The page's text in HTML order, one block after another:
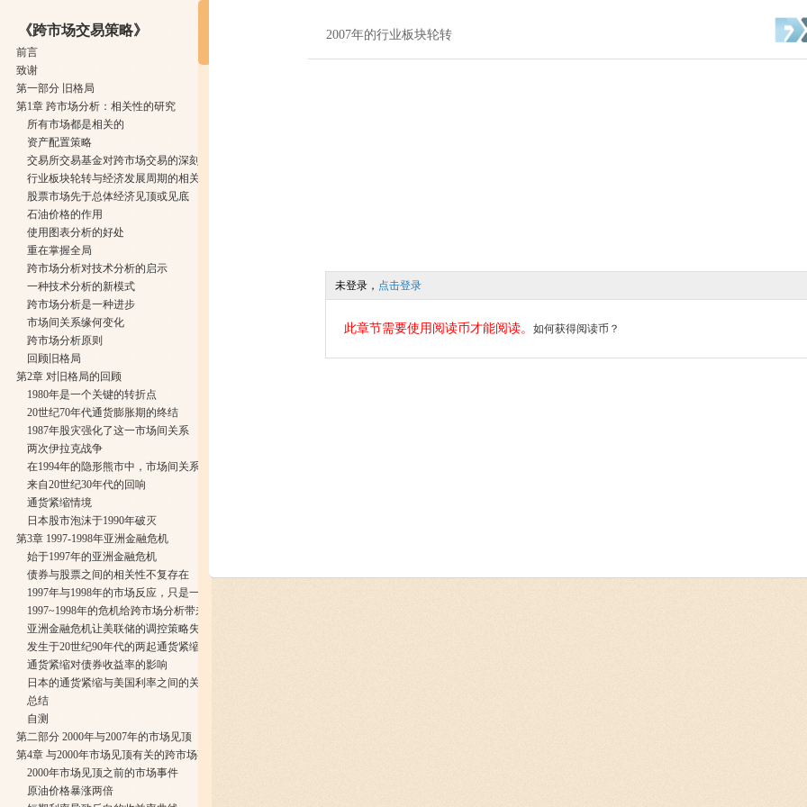
《跨市场交易策略》
前言
致谢
第一部分 旧格局
第1章 跨市场分析：相关性的研究
所有市场都是相关的
资产配置策略
交易所交易基金对跨市场交易的深刻变革
行业板块轮转与经济发展周期的相关性分析
股票市场先于总体经济见顶或见底
石油价格的作用
使用图表分析的好处
重在掌握全局
跨市场分析对技术分析的启示
一种技术分析的新模式
跨市场分析是一种进步
市场间关系缘何变化
跨市场分析原则
回顾旧格局
第2章 对旧格局的回顾
1980年是一个关键的转折点
20世纪70年代通货膨胀期的终结
1987年股灾强化了这一市场间关系
两次伊拉克战争
在1994年的隐形熊市中，市场间关系同样得到印证
来自20世纪30年代的回响
通货紧缩情境
日本股市泡沫于1990年破灭
第3章 1997-1998年亚洲金融危机
始于1997年的亚洲金融危机
债券与股票之间的相关性不复存在
1997年与1998年的市场反应，只是一次预演
1997~1998年的危机给跨市场分析带来的启示
亚洲金融危机让美联储的调控策略失效
发生于20世纪90年代的两起通货紧缩事件
通货紧缩对债券收益率的影响
日本的通货紧缩与美国利率之间的关系
总结
自测
第二部分 2000年与2007年的市场见顶
第4章 与2000年市场见顶有关的跨市场事件
2000年市场见顶之前的市场事件
原油价格暴涨两倍
2007年的行业板块轮转
未登录， 点击登录
此章节需要使用阅读币才能阅读。 如何获得阅读币？